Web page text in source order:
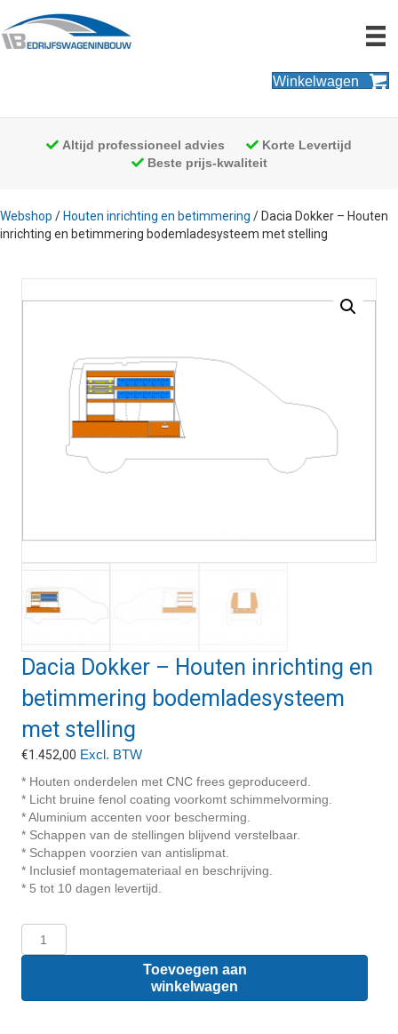
Winkelwagen
Altijd professioneel advies
Korte Levertijd
Beste prijs-kwaliteit
Webshop / Houten inrichting en betimmering / Dacia Dokker – Houten
inrichting en betimmering bodemladesysteem met stelling
Dacia Dokker – Houten inrichting en
betimmering bodemladesysteem
met stelling
€1.452,00 Excl. BTW
* Houten onderdelen met CNC frees geproduceerd.
* Licht bruine fenol coating voorkomt schimmelvorming.
* Aluminium accenten voor bescherming.
* Schappen van de stellingen blijvend verstelbaar.
* Schappen voorzien van antislipmat.
* Inclusief montagemateriaal en beschrijving.
* 5 tot 10 dagen levertijd.
Dokker
inrichting
Toevoegen aan
winkelwagen